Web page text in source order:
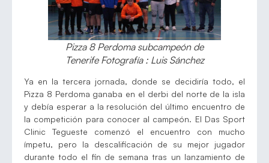
Pizza 8 Perdoma subcampeón de
Tenerife Fotografía : Luis Sánchez
Ya en la tercera jornada, donde se decidiría todo, el
Pizza 8 Perdoma ganaba en el derbi del norte de la isla
y debía esperar a la resolución del último encuentro de
la competición para conocer al campeón. El Das Sport
Clinic Tegueste comenzó el encuentro con mucho
ímpetu, pero la descalificación de su mejor jugador
durante todo el fin de semana tras un lanzamiento de